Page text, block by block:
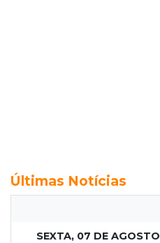
Últimas Notícias
SEXTA, 07 DE AGOSTO